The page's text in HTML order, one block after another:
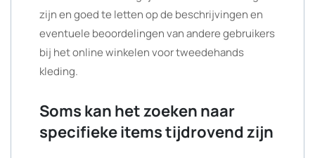
zijn en goed te letten op de beschrijvingen en
eventuele beoordelingen van andere gebruikers
bij het online winkelen voor tweedehands
kleding.
Soms kan het zoeken naar
specifieke items tijdrovend zijn